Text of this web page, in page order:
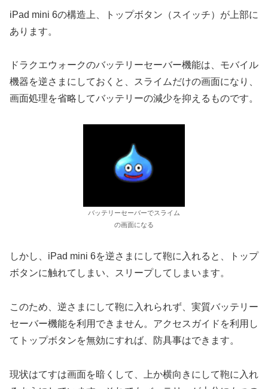
iPad mini 6の構造上、トップボタン（スイッチ）が上部に
あります。
ドラクエウォークのバッテリーセーバー機能は、モバイル
機器を逆さまにしておくと、スライムだけの画面になり、
画面処理を省略してバッテリーの減少を抑えるものです。
バッテリーセーバーでスライム
の画面になる
しかし、iPad mini 6を逆さまにして鞄に入れると、トップ
ボタンに触れてしまい、スリープしてしまいます。
このため、逆さまにして鞄に入れられず、実質バッテリー
セーバー機能を利用できません。アクセスガイドを利用し
てトップボタンを無効にすれば、防具事はできます。
現状はてすは画面を暗くして、上か横向きにして鞄に入れ